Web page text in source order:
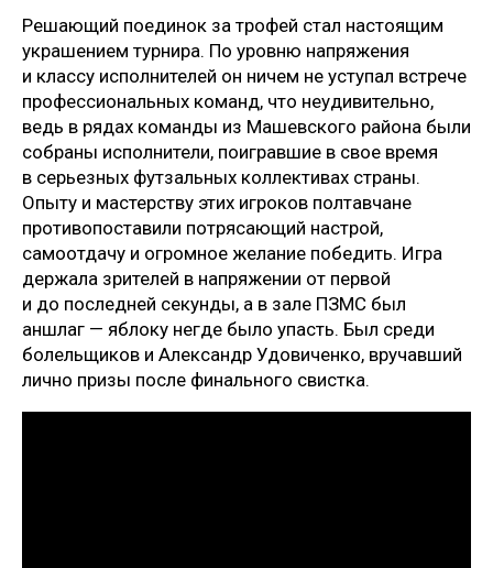
Решающий поединок за трофей стал настоящим
украшением турнира. По уровню напряжения
и классу исполнителей он ничем не уступал встрече
профессиональных команд, что неудивительно,
ведь в рядах команды из Машевского района были
собраны исполнители, поигравшие в свое время
в серьезных футзальных коллективах страны.
Опыту и мастерству этих игроков полтавчане
противопоставили потрясающий настрой,
самоотдачу и огромное желание победить. Игра
держала зрителей в напряжении от первой
и до последней секунды, а в зале ПЗМС был
аншлаг — яблоку негде было упасть. Был среди
болельщиков и Александр Удовиченко, вручавший
лично призы после финального свистка.